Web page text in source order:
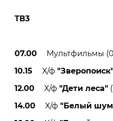
ТВ3
07.00 Мультфильмы
10.15 Х/ф
12.00 Х/ф "Дети леса"
14.00 Х/ф "Белый